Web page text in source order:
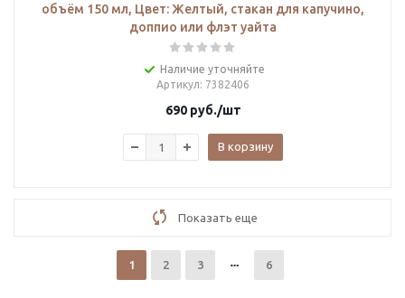
объём 150 мл, Цвет: Желтый, стакан для капучино,
доппио или флэт уайта
Наличие уточняйте
Артикул: 7382406
690руб./шт
В корзину
Показать еще
1 2 3 6